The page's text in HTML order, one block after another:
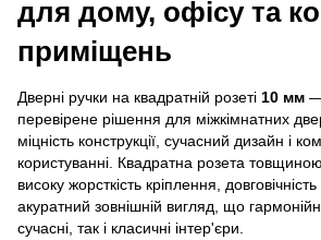
для дому, офісу та
приміщень
Дверні ручки на квадратній розеті 10 мм —
перевірене рішення для міжкімнатних
міцність конструкції, сучасний дизайн і
користуванні. Квадратна розета
високу жорсткість кріплення,
акуратний зовнішній вигляд, що
сучасні, так і класичні інтер'єри.